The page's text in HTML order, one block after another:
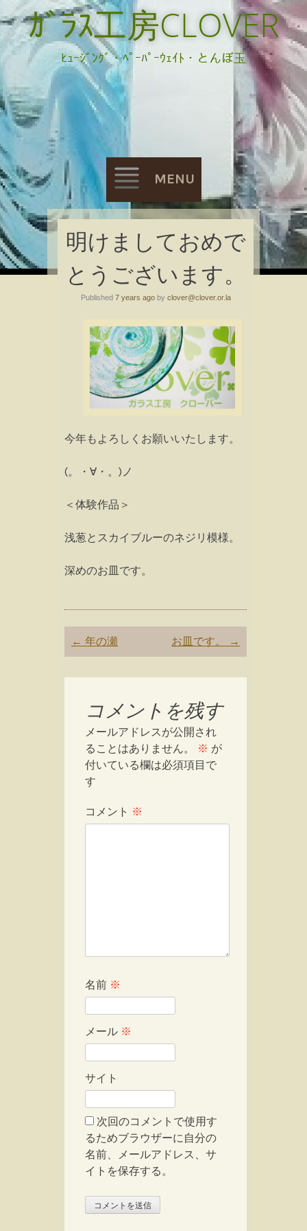
ｶﾞﾗｽ工房CLOVER
ﾋｭｰｼﾞﾝｸﾞ・ﾍﾟｰﾊﾟｰｳｪｲﾄ・とんぼ玉
MENU
Skip
to
content
明けましておめで
とうございます。
Published 7 years agoby clover@clover.or.la
今年もよろしくお願いいたします。
(。・∀・。)ノ
＜体験作品＞
浅葱とスカイブルーのネジリ模様。
深めのお皿です。
Post
navigation
← 年の瀬 お皿です。 →
コメントを残す
メールアドレスが公開され
ることはありません。
※ が
付いている欄は必須項目で
す
コメント ※
名前 ※
メール ※
サイト
次回のコメントで使用す
るためブラウザーに自分の
名前、メールアドレス、サ
イトを保存する。